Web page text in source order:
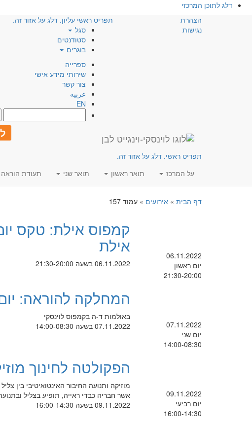
דלג לתוכן המרכזי
הצהרת
נגישות
תפריט ראשי עליון. דלג על אזור זה.
סגל
סטודנטים
בוגרים
ספרייה
שירותי מידע אישי
צור קשר
عربيه
EN
תפריט ראשי. דלג על אזור זה.
על המרכז
תואר ראשון תואר שני תעודת הוראה
דף הבית » אירועים » עמוד 157
06.11.2022
יום ראשון
21:30-20:00
קמפוס אילת: טקס
אילת
06.11.2022 בשעה 21:30-20:00
07.11.2022
יום שני
14:00-08:30
המחלקה להוראה:
באולמות ד-ה בקמפוס לוינסקי
07.11.2022 בשעה 14:00-08:30
09.11.2022
יום רביעי
16:00-14:30
הפקולטה לחינוך
מוזיקה ותנועה החיבור האינטואיטיבי בין
אשר חבריה כבדי ראייה, תופיע בצליל
09.11.2022 בשעה 16:00-14:30